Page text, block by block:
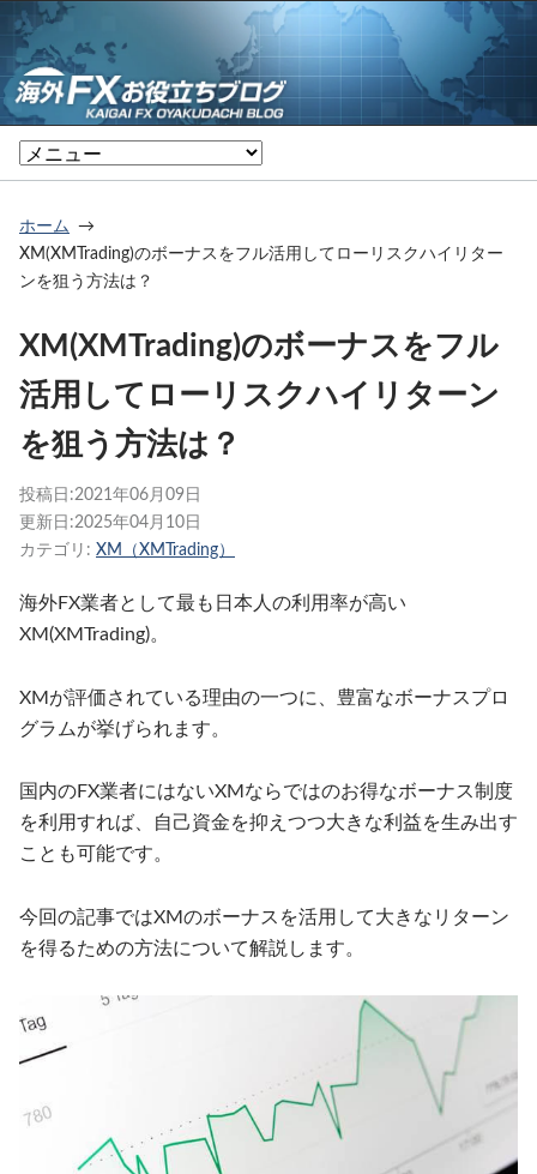
ホーム
XM(XMTrading)のボーナスをフル活用してローリスクハイリター
ンを狙う方法は？
XM(XMTrading)のボーナスをフル
活用してローリスクハイリターン
を狙う方法は？
投稿日:2021年06月09日
更新日:2025年04月10日
カテゴリ: XM（XMTrading）
海外FX業者として最も日本人の利用率が高い
XM(XMTrading)。
XMが評価されている理由の一つに、豊富なボーナスプロ
グラムが挙げられます。
国内のFX業者にはないXMならではのお得なボーナス制度
を利用すれば、自己資金を抑えつつ大きな利益を生み出す
ことも可能です。
今回の記事ではXMのボーナスを活用して大きなリターン
を得るための方法について解説します。